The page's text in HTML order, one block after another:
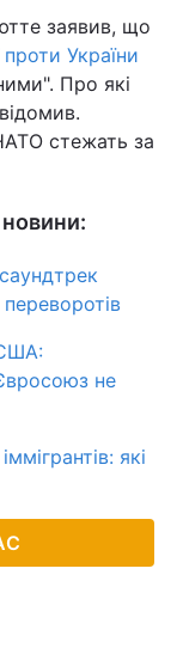
заявив, що
України
Про які
стежать за
не
які